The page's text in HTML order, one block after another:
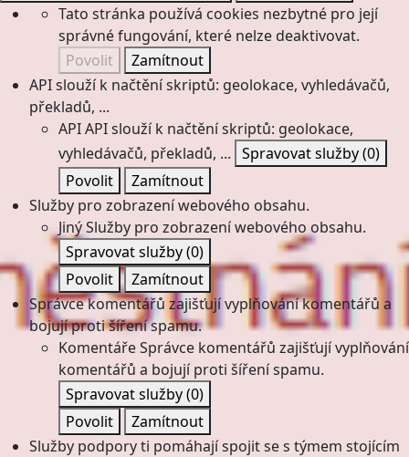
Tato stránka používá cookies nezbytné pro její
správné fungování, které nelze deaktivovat.
Povolit
Zamítnout
API slouží k načtění skriptů: geolokace, vyhledávačů,
překladů, ...
APIAPI slouží k načtění skriptů: geolokace,
vyhledávačů, překladů, ... Spravovat služby(0)
Povolit
Zamítnout
Služby pro zobrazení webového obsahu.
JinýSlužby pro zobrazení webového obsahu.
Spravovat služby(0)
Povolit
Zamítnout
Správce komentářů zajišťují vyplňování komentářů a
bojují proti šíření spamu.
KomentářeSprávce komentářů zajišťují vyplňování
komentářů a bojují proti šíření spamu.
Spravovat služby(0)
Povolit
Zamítnout
Služby podpory ti pomáhají spojit se s týmem stojícím